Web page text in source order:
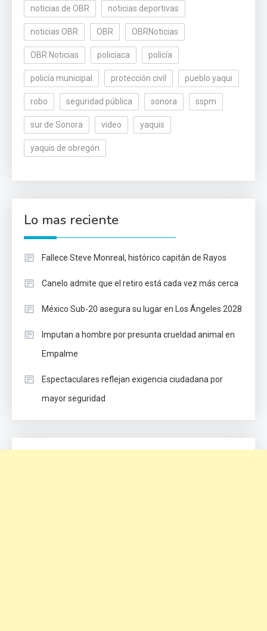
noticias de OBR noticias deportivas
noticias OBR OBR OBRNoticias
OBR Noticias policiaca policía
policía municipal protección civil pueblo yaqui
robo seguridad pública sonora sspm
sur de Sonora video yaquis
yaquis de obregón
Lo mas reciente
Fallece Steve Monreal, histórico capitán de Rayos
Canelo admite que el retiro está cada vez más cerca
México Sub-20 asegura su lugar en Los Ángeles 2028
Imputan a hombre por presunta crueldad animal en
Empalme
Espectaculares reflejan exigencia ciudadana por
mayor seguridad